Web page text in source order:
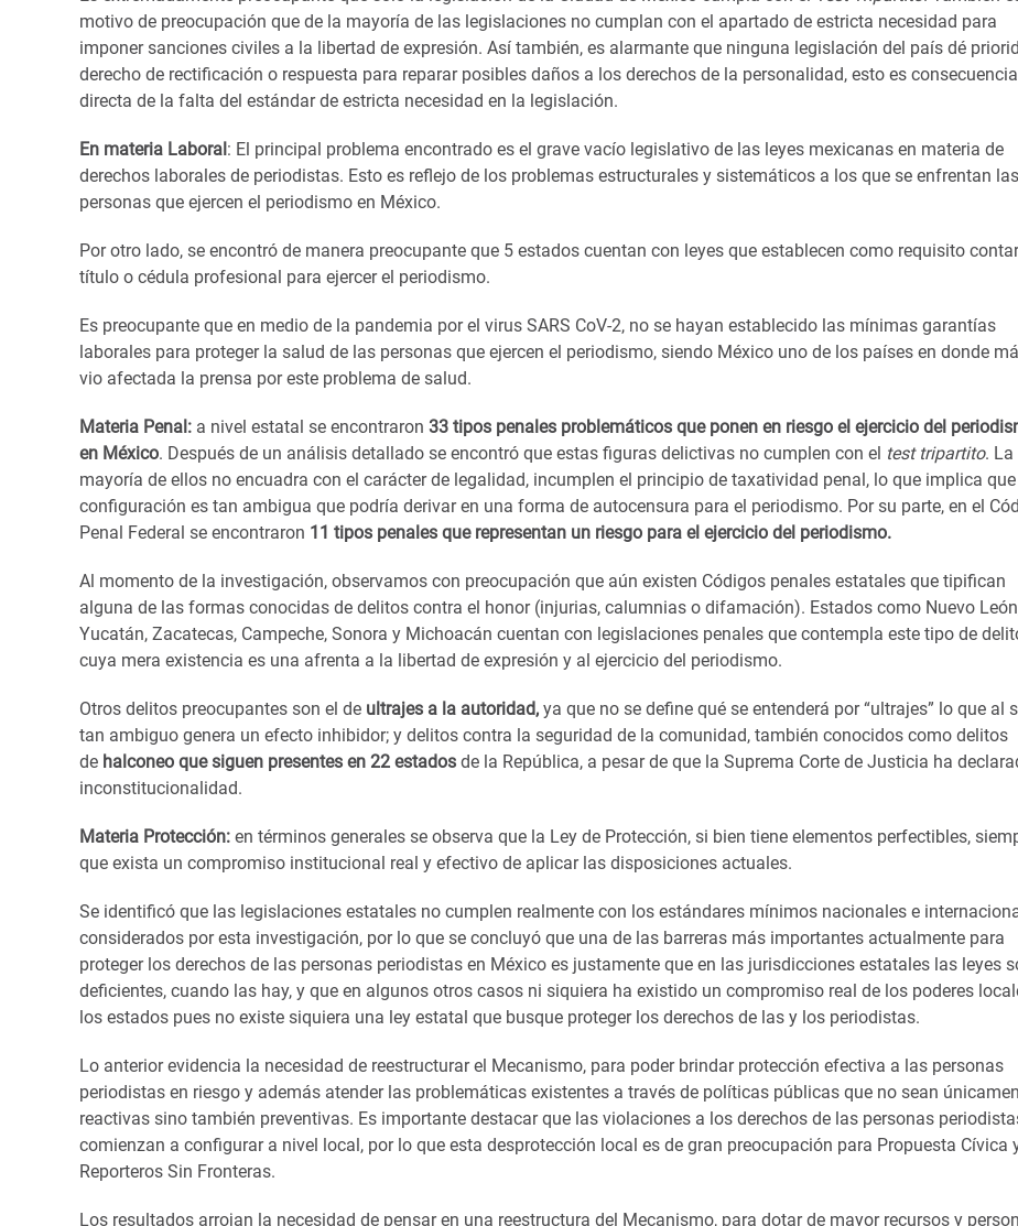
motivo de preocupación que de la mayoría de las legislaciones no cumplan con el apartado de estricta necesidad para
imponer sanciones civiles a la libertad de expresión. Así también, es alarmante que ninguna legislación del país dé
derecho de rectificación o respuesta para reparar posibles daños a los derechos de la personalidad, esto es consecuencia
directa de la falta del estándar de estricta necesidad en la legislación.
En materia Laboral: El principal problema encontrado es el grave vacío legislativo de las leyes mexicanas en materia de
derechos laborales de periodistas. Esto es reflejo de los problemas estructurales y sistemáticos a los que se enfrentan las
personas que ejercen el periodismo en México.
Por otro lado, se encontró de manera preocupante que 5 estados cuentan con leyes que establecen como requisito
título o cédula profesional para ejercer el periodismo.
Es preocupante que en medio de la pandemia por el virus SARS CoV-2, no se hayan establecido las mínimas garantías
laborales para proteger la salud de las personas que ejercen el periodismo, siendo México uno de los países en donde
vio afectada la prensa por este problema de salud.
Materia Penal: a nivel estatal se encontraron 33 tipos penales problemáticos que ponen en riesgo el ejercicio del
en México. Después de un análisis detallado se encontró que estas figuras delictivas no cumplen con el test tripartito. La
mayoría de ellos no encuadra con el carácter de legalidad, incumplen el principio de taxatividad penal, lo que implica
configuración es tan ambigua que podría derivar en una forma de autocensura para el periodismo. Por su parte, en el
Penal Federal se encontraron 11 tipos penales que representan un riesgo para el ejercicio del periodismo.
Al momento de la investigación, observamos con preocupación que aún existen Códigos penales estatales que tipifican
alguna de las formas conocidas de delitos contra el honor (injurias, calumnias o difamación). Estados como Nuevo
Yucatán, Zacatecas, Campeche, Sonora y Michoacán cuentan con legislaciones penales que contempla este tipo de
cuya mera existencia es una afrenta a la libertad de expresión y al ejercicio del periodismo.
Otros delitos preocupantes son el de ultrajes a la autoridad, ya que no se define qué se entenderá por “ultrajes” lo que al
tan ambiguo genera un efecto inhibidor; y delitos contra la seguridad de la comunidad, también conocidos como delitos
de halconeo que siguen presentes en 22 estados de la República, a pesar de que la Suprema Corte de Justicia ha
inconstitucionalidad.
Materia Protección: en términos generales se observa que la Ley de Protección, si bien tiene elementos perfectibles,
que exista un compromiso institucional real y efectivo de aplicar las disposiciones actuales.
Se identificó que las legislaciones estatales no cumplen realmente con los estándares mínimos nacionales e
considerados por esta investigación, por lo que se concluyó que una de las barreras más importantes actualmente para
proteger los derechos de las personas periodistas en México es justamente que en las jurisdicciones estatales las leyes
deficientes, cuando las hay, y que en algunos otros casos ni siquiera ha existido un compromiso real de los poderes
los estados pues no existe siquiera una ley estatal que busque proteger los derechos de las y los periodistas.
Lo anterior evidencia la necesidad de reestructurar el Mecanismo, para poder brindar protección efectiva a las personas
periodistas en riesgo y además atender las problemáticas existentes a través de políticas públicas que no sean
reactivas sino también preventivas. Es importante destacar que las violaciones a los derechos de las personas
comienzan a configurar a nivel local, por lo que esta desprotección local es de gran preocupación para Propuesta Cívica
Reporteros Sin Fronteras.
Los resultados arrojan la necesidad de pensar en una reestructura del Mecanismo, para dotar de mayor recursos y